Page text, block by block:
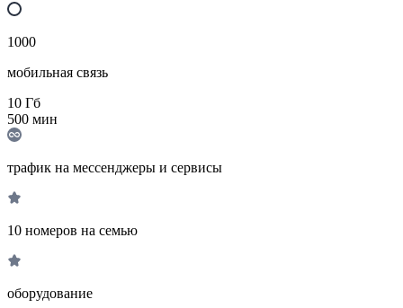
1000
мобильная связь
10 Гб
500 мин
трафик на мессенджеры и сервисы
10 номеров на семью
оборудование